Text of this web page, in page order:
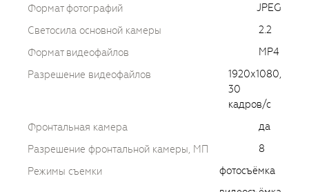
Формат фотографий
JPEG
Светосила основной камеры
2.2
Формат видеофайлов
MP4
Разрешение видеофайлов
1920х1080,
30
кадров/с
Фронтальная камера
да
Разрешение фронтальной камеры, МП
8
Режимы съемки
фотосъёмка